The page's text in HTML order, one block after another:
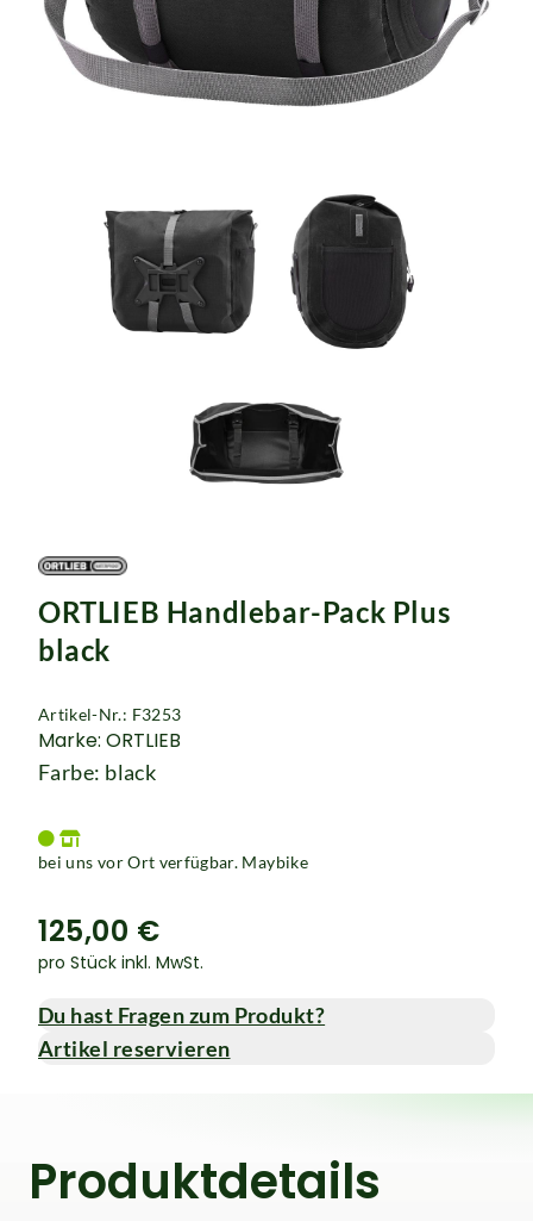
Rucksäcke
Schlösser
ORTLIEB Handlebar-Pack Plus
black
Artikel-Nr.: F3253
Marke: ORTLIEB
Farbe: black
bei uns vor Ort verfügbar. Maybike
125,00 €
pro Stück inkl. MwSt.
Du hast Fragen zum Produkt?
Artikel reservieren
Produktdetails